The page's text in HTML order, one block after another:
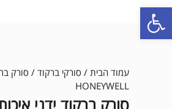
עמוד הבית / סורקי ברקוד
HONEYWELL
פתח סרגל נגישות